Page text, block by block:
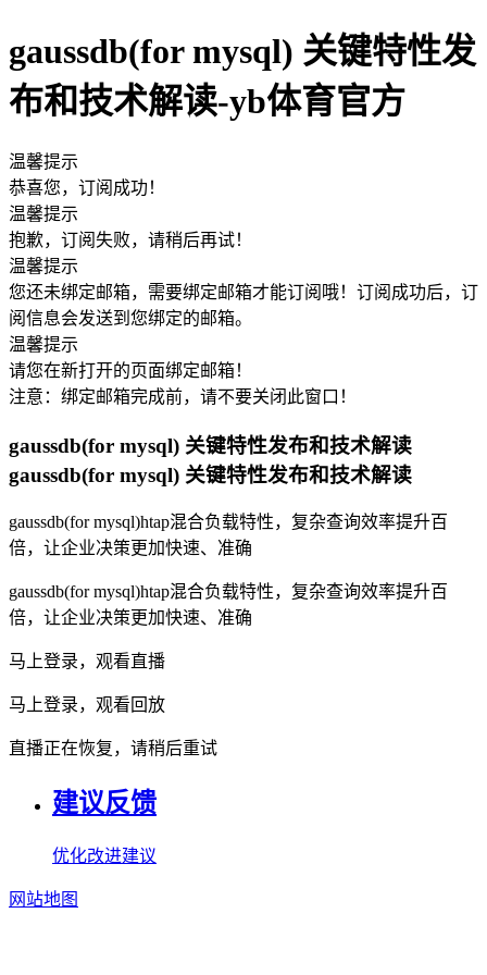
gaussdb(for mysql) 关键特性发
布和技术解读-yb体育官方
温馨提示
恭喜您，订阅成功！
温馨提示
抱歉，订阅失败，请稍后再试！
温馨提示
您还未绑定邮箱，需要绑定邮箱才能订阅哦！订阅成功后，订
阅信息会发送到您绑定的邮箱。
温馨提示
请您在新打开的页面绑定邮箱！
注意：绑定邮箱完成前，请不要关闭此窗口！
gaussdb(for mysql) 关键特性发布和技术解读
gaussdb(for mysql) 关键特性发布和技术解读
gaussdb(for mysql)htap混合负载特性，复杂查询效率提升百
倍，让企业决策更加快速、准确
gaussdb(for mysql)htap混合负载特性，复杂查询效率提升百
倍，让企业决策更加快速、准确
马上登录，观看直播
马上登录，观看回放
直播正在恢复，请稍后重试
建议反馈
优化改进建议
网站地图